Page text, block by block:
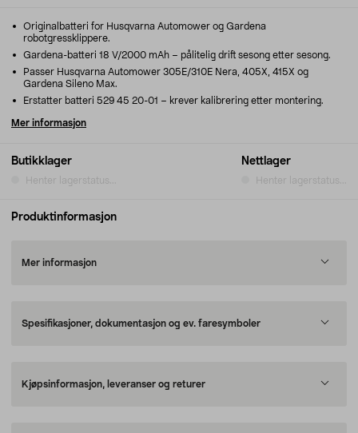
Butikklager
Henter lagerstatus...
Nettlager
Henter lagerstatus...
Originalbatteri for Husqvarna Automower og Gardena
robotgressklippere.
Gardena-batteri 18 V/2000 mAh – pålitelig drift sesong etter sesong.
Passer Husqvarna Automower 305E/310E Nera, 405X, 415X og
Gardena Sileno Max.
Erstatter batteri 529 45 20-01 – krever kalibrering etter montering.
Mer informasjon
Produktinformasjon
Mer informasjon
Spesifikasjoner, dokumentasjon og ev. faresymboler
Kjøpsinformasjon, leveranser og returer